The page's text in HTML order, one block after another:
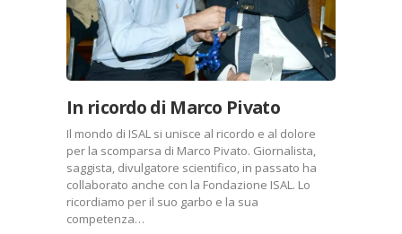
In ricordo di Marco Pivato
Il mondo di ISAL si unisce al ricordo e al dolore
per la scomparsa di Marco Pivato. Giornalista,
saggista, divulgatore scientifico, in passato ha
collaborato anche con la Fondazione ISAL. Lo
ricordiamo per il suo garbo e la sua
competenza…